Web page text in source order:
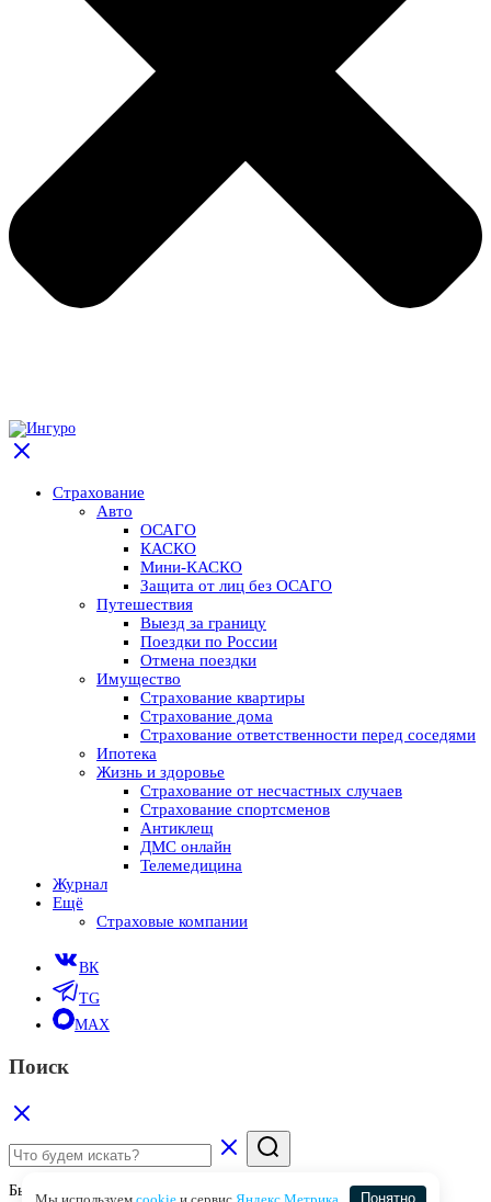
Страхование
Авто
ОСАГО
КАСКО
Мини-КАСКО
Защита от лиц без ОСАГО
Путешествия
Выезд за границу
Поездки по России
Отмена поездки
Имущество
Страхование квартиры
Страхование дома
Страхование ответственности перед соседями
Ипотека
Жизнь и здоровье
Страхование от несчастных случаев
Страхование спортсменов
Антиклещ
ДМС онлайн
Телемедицина
Журнал
Ещё
Страховые компании
ВК
TG
MAX
Поиск
Быстрые ссылки
Мы используем cookie и сервис Яндекс.Метрика Понятно